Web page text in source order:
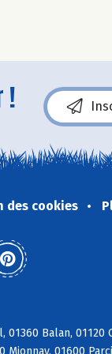
!
des cookies
Balan, 01120
Mionnay, 01600